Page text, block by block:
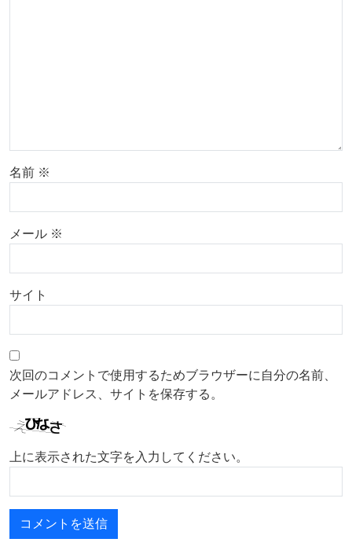
名前 ※
メール ※
サイト
次回のコメントで使用するためブラウザーに自分の名前、
メールアドレス、サイトを保存する。
上に表示された文字を入力してください。